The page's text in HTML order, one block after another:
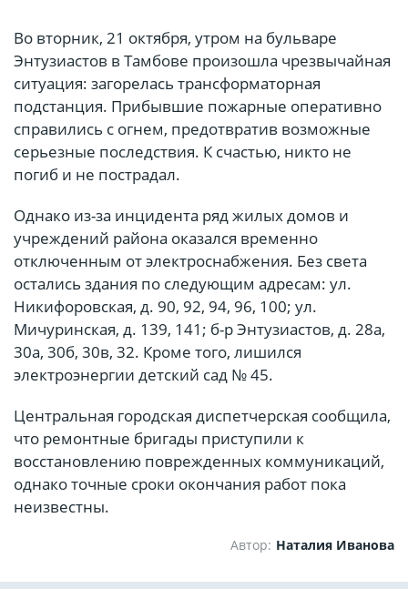
Во вторник, 21 октября, утром на бульваре
Энтузиастов в Тамбове произошла чрезвычайная
ситуация: загорелась трансформаторная
подстанция. Прибывшие пожарные оперативно
справились с огнем, предотвратив возможные
серьезные последствия. К счастью, никто не
погиб и не пострадал.
Однако из-за инцидента ряд жилых домов и
учреждений района оказался временно
отключенным от электроснабжения. Без света
остались здания по следующим адресам: ул.
Никифоровская, д. 90, 92, 94, 96, 100; ул.
Мичуринская, д. 139, 141; б-р Энтузиастов, д. 28а,
30а, 30б, 30в, 32. Кроме того, лишился
электроэнергии детский сад № 45.
Центральная городская диспетчерская сообщила,
что ремонтные бригады приступили к
восстановлению поврежденных коммуникаций,
однако точные сроки окончания работ пока
неизвестны.
Автор: Наталия Иванова